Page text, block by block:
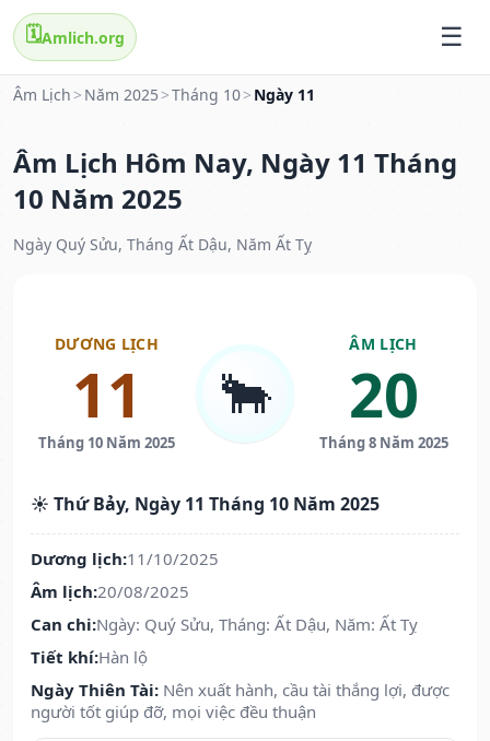
🗓️Amlich.org
Âm Lịch > Năm 2025 >Tháng 10> Ngày 11
Âm Lịch Hôm Nay, Ngày 11 Tháng
10 Năm 2025
Ngày Quý Sửu, Tháng Ất Dậu, Năm Ất Tỵ
DƯƠNG LỊCH
11
Tháng 10 Năm 2025
🐂
ÂM LỊCH
20
Tháng 8 Năm 2025
☀️ Thứ Bảy, Ngày 11 Tháng 10 Năm 2025
Dương lịch:11/10/2025
Âm lịch:20/08/2025
Can chi:Ngày: Quý Sửu, Tháng: Ất Dậu, Năm: Ất Tỵ
Tiết khí:Hàn lộ
Ngày Thiên Tài: Nên xuất hành, cầu tài thắng lợi, được
người tốt giúp đỡ, mọi việc đều thuận